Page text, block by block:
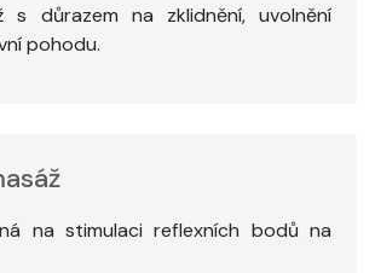
s důrazem na zklidnění, uvolnění
pohodu.
na stimulaci reflexních bodů na